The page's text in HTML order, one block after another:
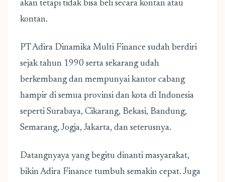
akan tetapi tidak bisa beli secara kontan atau
kontan.
PT Adira Dinamika Multi Finance sudah berdiri
sejak tahun 1990 serta sekarang udah
berkembang dan mempunyai kantor cabang
hampir di semua provinsi dan kota di Indonesia
seperti Surabaya, Cikarang, Bekasi, Bandung,
Semarang, Jogja, Jakarta, dan seterusnya.
Datangnyaya yang begitu dinanti masyarakat,
bikin Adira Finance tumbuh semakin cepat. Juga